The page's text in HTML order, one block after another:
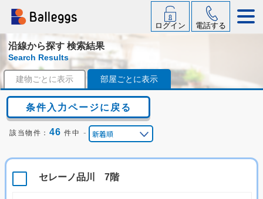
ログイン 電話する
沿線から探す 検索結果
Search Results
建物ごとに表示 部屋ごとに表示
条件入力ページに戻る
該当物件： 46 件中 -
セレーノ品川 7階